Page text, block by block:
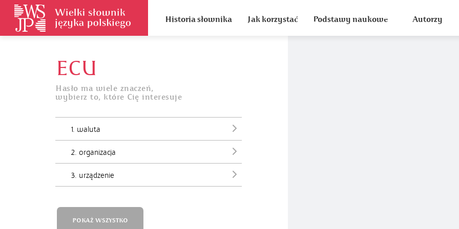
Historia słownika Jak korzystać Podstawy naukowe Autorzy
ECU
Hasło ma wiele znaczeń,
wybierz to, które Cię interesuje
1. waluta
2. organizacja
3. urządzenie
POKAŻ WSZYSTKO